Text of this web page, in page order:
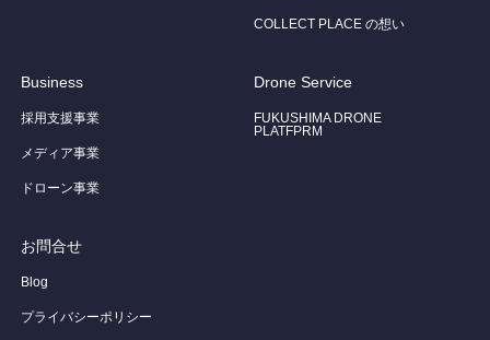
COLLECT PLACE の想い
Business
採用支援事業
メディア事業
ドローン事業
Drone Service
FUKUSHIMA DRONE
PLATFPRM
お問合せ
Blog
プライバシーポリシー